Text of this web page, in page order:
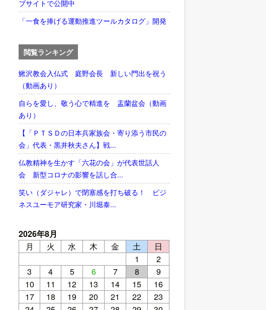
ブサイトで公開中
「一食を捧げる運動推進ツールカタログ」開発
閲覧ランキング
鰍沢教会入仏式 庭野会長 新しい門出を祝う
（動画あり）
自らを愛し、敬う心で精進を 盂蘭盆会（動画
あり）
【「ＰＴＳＤの日本兵家族会・寄り添う市民の
会」代表・黒井秋夫さん】戦...
仏教精神を生かす「六花の会」が代表世話人
会 新型コロナの影響を話し合...
笑い（ダジャレ）で閉塞感を打ち破る！ ビジ
ネスユーモア研究家・川堀泰...
2026年8月
月
火 水 木 金 土
日
1
2
3
4 5 6 7 8
9
10
11 12 13 14 15
16
17
18 19 20 21 22
23